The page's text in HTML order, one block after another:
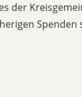
der
Spenden